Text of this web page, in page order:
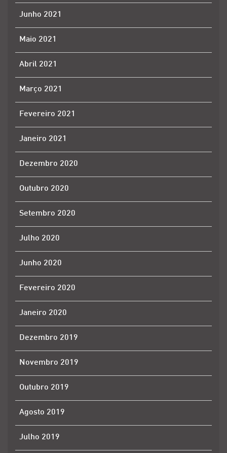
Junho 2021
Maio 2021
Abril 2021
Março 2021
Fevereiro 2021
Janeiro 2021
Dezembro 2020
Outubro 2020
Setembro 2020
Julho 2020
Junho 2020
Fevereiro 2020
Janeiro 2020
Dezembro 2019
Novembro 2019
Outubro 2019
Agosto 2019
Julho 2019